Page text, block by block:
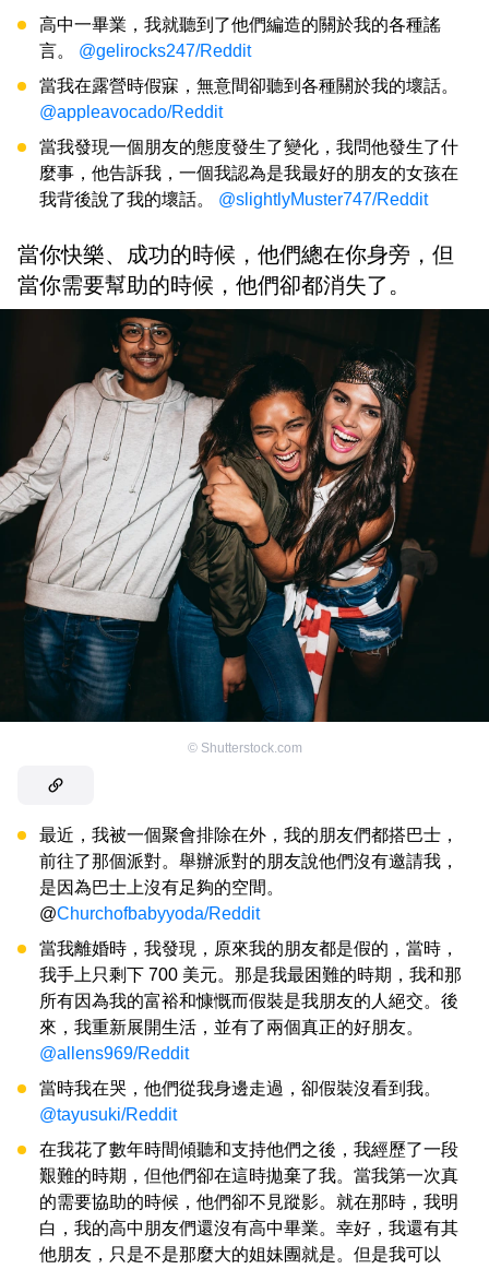
高中一畢業，我就聽到了他們編造的關於我的各種謠
言。 @gelirocks247/Reddit
當我在露營時假寐，無意間卻聽到各種關於我的壞話。
@appleavocado/Reddit
當我發現一個朋友的態度發生了變化，我問他發生了什
麼事，他告訴我，一個我認為是我最好的朋友的女孩在
我背後說了我的壞話。 @slightlyMuster747/Reddit
當你快樂、成功的時候，他們總在你身旁，但
當你需要幫助的時候，他們卻都消失了。
© Shutterstock.com
最近，我被一個聚會排除在外，我的朋友們都搭巴士，
前往了那個派對。舉辦派對的朋友說他們沒有邀請我，
是因為巴士上沒有足夠的空間。
@Churchofbabyyoda/Reddit
當我離婚時，我發現，原來我的朋友都是假的，當時，
我手上只剩下 700 美元。那是我最困難的時期，我和那
所有因為我的富裕和慷慨而假裝是我朋友的人絕交。後
來，我重新展開生活，並有了兩個真正的好朋友。
@allens969/Reddit
當時我在哭，他們從我身邊走過，卻假裝沒看到我。
@tayusuki/Reddit
在我花了數年時間傾聽和支持他們之後，我經歷了一段
艱難的時期，但他們卻在這時拋棄了我。當我第一次真
的需要協助的時候，他們卻不見蹤影。就在那時，我明
白，我的高中朋友們還沒有高中畢業。幸好，我還有其
他朋友，只是不是那麼大的姐妹團就是。但是我可以